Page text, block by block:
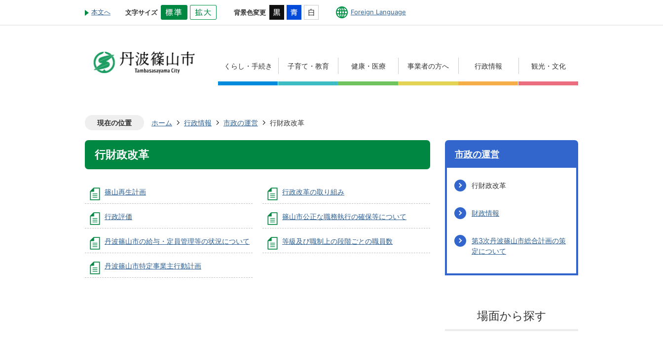
本文へ 文字サイズ 背景色変更 Foreign Language
くらし・手続き 子育て・教育 健康・医療 事業者の方へ 行政情報 観光・文化
現在の位置 ホーム 行政情報 市政の運営 行財政改革
行財政改革
篠山再生計画 行政改革の取り組み
行政評価 篠山市公正な職務執行の確保等について
丹波篠山市の給与・定員管理等の状況について 等級及び職制上の段階ごとの職員数
丹波篠山市特定事業主行動計画
市政の運営
行財政改革
財政情報
第3次丹波篠山市総合計画の策
定について
場面から探す